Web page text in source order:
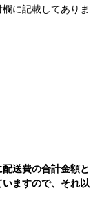
に記載してありま
送費の合計金額と
ますので、それ以